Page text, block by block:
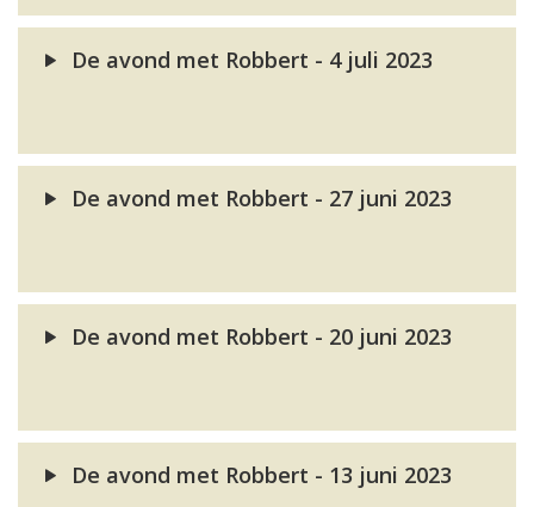
De avond met Robbert - 4 juli 2023
De avond met Robbert - 27 juni 2023
De avond met Robbert - 20 juni 2023
De avond met Robbert - 13 juni 2023